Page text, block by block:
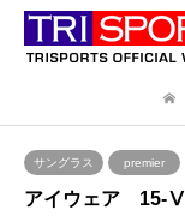
サングラス premier
アイウェア 15-Ⅴ